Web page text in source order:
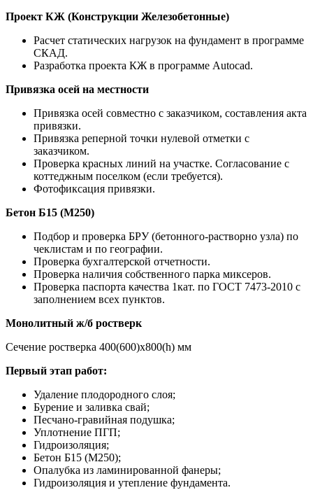
Проект КЖ (Конструкции Железобетонные)
Расчет статических нагрузок на фундамент в программе
СКАД.
Разработка проекта КЖ в программе Autocad.
Привязка осей на местности
Привязка осей совместно с заказчиком, составления акта
привязки.
Привязка реперной точки нулевой отметки с
заказчиком.
Проверка красных линий на участке. Согласование с
коттеджным поселком (если требуется).
Фотофиксация привязки.
Бетон Б15 (М250)
Подбор и проверка БРУ (бетонного-растворно узла) по
чеклистам и по географии.
Проверка бухгалтерской отчетности.
Проверка наличия собственного парка миксеров.
Проверка паспорта качества 1кат. по ГОСТ 7473-2010 с
заполнением всех пунктов.
Монолитный ж/б ростверк
Сечение ростверка 400(600)х800(h) мм
Первый этап работ:
Удаление плодородного слоя;
Бурение и заливка свай;
Песчано-гравийная подушка;
Уплотнение ПГП;
Гидроизоляция;
Бетон Б15 (М250);
Опалубка из ламинированной фанеры;
Гидроизоляция и утепление фундамента.